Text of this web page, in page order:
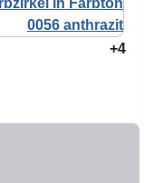
+4